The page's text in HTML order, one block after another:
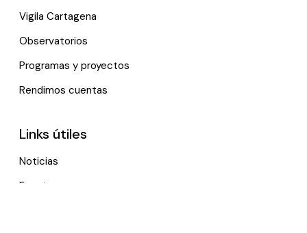
Vigila Cartagena
Observatorios
Programas y proyectos
Rendimos cuentas
Links útiles
Noticias
Eventos